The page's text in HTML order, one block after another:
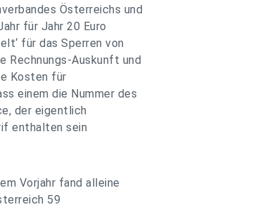
Österreichs und
für Jahr 20 Euro
für das Sperren von
Rechnungs-Auskunft und
Kosten für
einem die Nummer des
der eigentlich
enthalten sein
Vorjahr fand alleine
59